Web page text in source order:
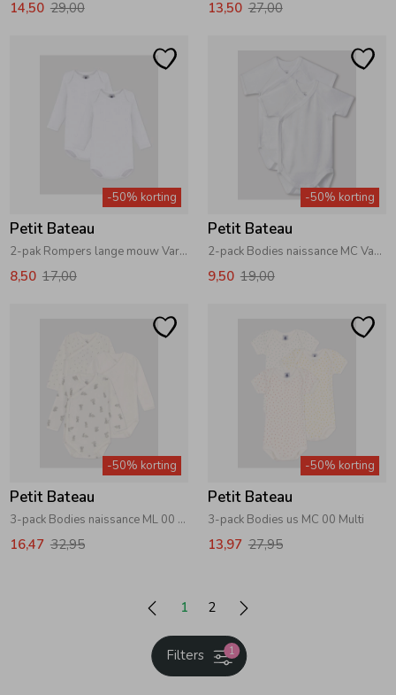
14,50 29,00 13,50 27,00
-50% korting
Petit Bateau
2-pak Rompers lange mouw Variante 1
8,50 17,00
-50% korting
Petit Bateau
2-pack Bodies naissance MC Variante 1
9,50 19,00
-50% korting
Petit Bateau
3-pack Bodies naissance ML 00 Wit/Grijs
16,47 32,95
-50% korting
Petit Bateau
3-pack Bodies us MC 00 Multi
13,97 27,95
1 2
1
Filters